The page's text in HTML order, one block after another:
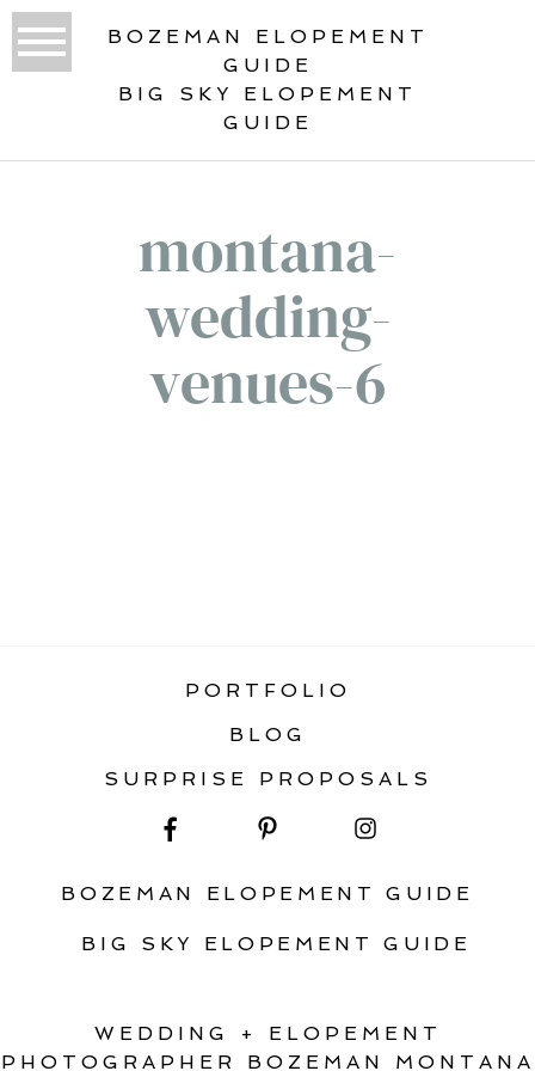
BOZEMAN ELOPEMENT
GUIDE
BIG SKY ELOPEMENT
GUIDE
montana-
wedding-
venues-6
PORTFOLIO
BLOG
SURPRISE PROPOSALS
BOZEMAN ELOPEMENT GUIDE
BIG SKY ELOPEMENT GUIDE
WEDDING + ELOPEMENT
PHOTOGRAPHER BOZEMAN MONTANA